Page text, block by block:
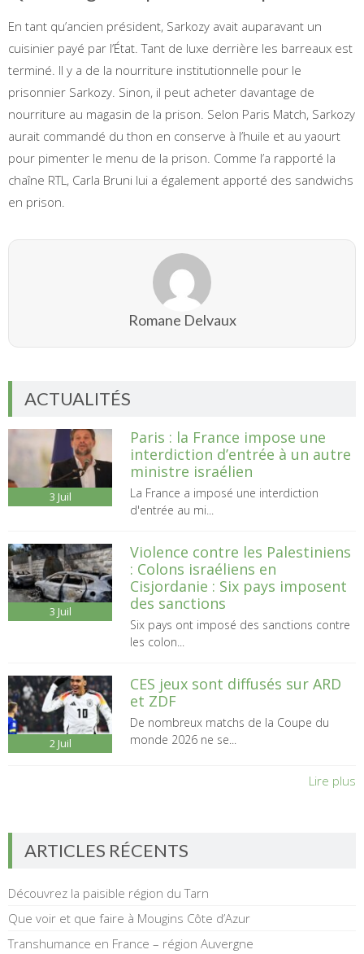
En tant qu’ancien président, Sarkozy avait auparavant un
cuisinier payé par l’État. Tant de luxe derrière les barreaux est
terminé. Il y a de la nourriture institutionnelle pour le
prisonnier Sarkozy. Sinon, il peut acheter davantage de
nourriture au magasin de la prison. Selon Paris Match, Sarkozy
aurait commandé du thon en conserve à l’huile et au yaourt
pour pimenter le menu de la prison. Comme l’a rapporté la
chaîne RTL, Carla Bruni lui a également apporté des sandwichs
en prison.
Romane Delvaux
ACTUALITÉS
3 Juil
Paris : la France impose une
interdiction d’entrée à un autre
ministre israélien
La France a imposé une interdiction
d'entrée au mi...
3 Juil
Violence contre les Palestiniens
: Colons israéliens en
Cisjordanie : Six pays imposent
des sanctions
Six pays ont imposé des sanctions contre
les colon...
2 Juil
CES jeux sont diffusés sur ARD
et ZDF
De nombreux matchs de la Coupe du
monde 2026 ne se...
Lire plus
ARTICLES RÉCENTS
Découvrez la paisible région du Tarn
Que voir et que faire à Mougins Côte d’Azur
Transhumance en France – région Auvergne